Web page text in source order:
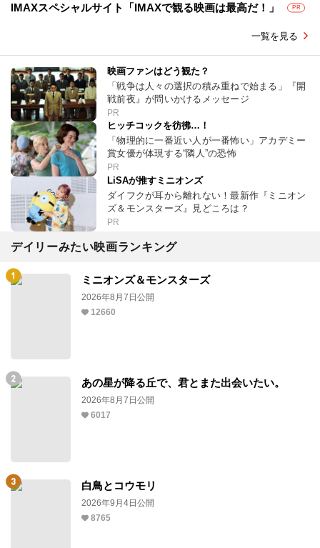
IMAXスペシャルサイト「IMAXで観る映画は最高だ！」 PR
一覧を見る
映画ファンはどう観た？
「戦争は人々の選択の積み重ねで始まる」『開
戦前夜』が問いかけるメッセージ
PR
ヒッチコックを彷彿…！
「物理的に一番近い人が一番怖い」アカデミー
賞女優が体現する“隣人”の恐怖
PR
LiSAが推すミニオンズ
ダイフクが耳から離れない！最新作『ミニオン
ズ＆モンスターズ』見どころは？
PR
デイリーみたい映画ランキング
ミニオンズ＆モンスターズ
2026年8月7日公開
12660
あの星が降る丘で、君とまた出会いたい。
2026年8月7日公開
6017
白鳥とコウモリ
2026年9月4日公開
8765